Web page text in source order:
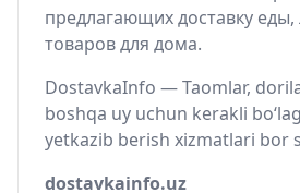
предлагающих доставку еды,
товаров для дома.
DostavkaInfo — Taomlar,
boshqa uy uchun kerakli
yetkazib berish xizmatlari bor
dostavkainfo.uz